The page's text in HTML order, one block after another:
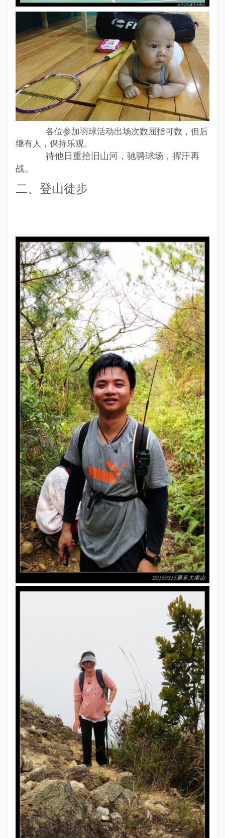
各位参加羽球活动出场次数屈指可数，但后
继有人，保持乐观。
待他日重拾旧山河，驰骋球场，挥汗再
战。
二、登山徒步